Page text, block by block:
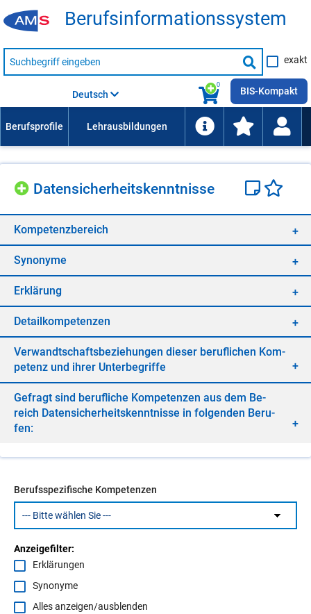
Be­rufs­in­for­ma­ti­ons­sys­tem
Suche
nach
Suche
starten
exakt
0
Deutsch BIS-Kompakt
Da­ten­si­cher­heits­kennt­nis­se
Kom­pe­tenz­be­reich
Syn­ony­me
Er­klä­rung
De­tail­kom­pe­ten­zen
Ver­wandt­schafts­be­zie­hun­gen die­ser be­ruf­li­chen Kom­
pe­tenz und ih­rer Un­ter­be­grif­fe
Ge­fragt sind be­ruf­li­che Kom­pe­ten­zen aus dem Be­
reich Da­ten­si­cher­heits­kennt­nis­se in fol­gen­den Be­ru­
fen:
Berufsspezifische Kompetenzen
Anzeigefilter:
Erklärungen
Synonyme
Alles anzeigen/ausblenden